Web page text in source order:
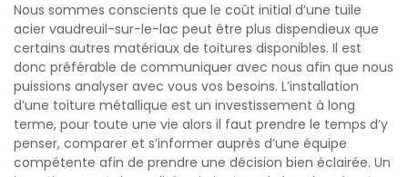
Nous sommes conscients que le coût initial d’une tuile
acier vaudreuil-sur-le-lac peut être plus dispendieux que
certains autres matériaux de toitures disponibles. Il est
donc préférable de communiquer avec nous afin que nous
puissions analyser avec vous vos besoins. L’installation
d’une toiture métallique est un investissement à long
terme, pour toute une vie alors il faut prendre le temps d’y
penser, comparer et s’informer auprès d’une équipe
compétente afin de prendre une décision bien éclairée. Un